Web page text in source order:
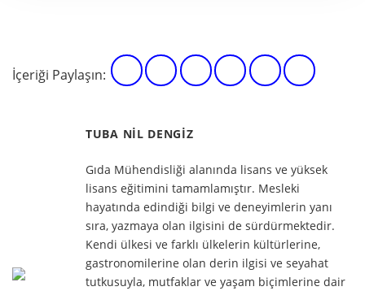
İçeriği Paylaşın:
TUBA NIL DENGIZ
Gıda Mühendisliği alanında lisans ve yüksek
lisans eğitimini tamamlamıştır. Mesleki
hayatında edindiği bilgi ve deneyimlerin yanı
sıra, yazmaya olan ilgisini de sürdürmektedir.
Kendi ülkesi ve farklı ülkelerin kültürlerine,
gastronomilerine olan derin ilgisi ve seyahat
tutkusuyla, mutfaklar ve yaşam biçimlerine dair